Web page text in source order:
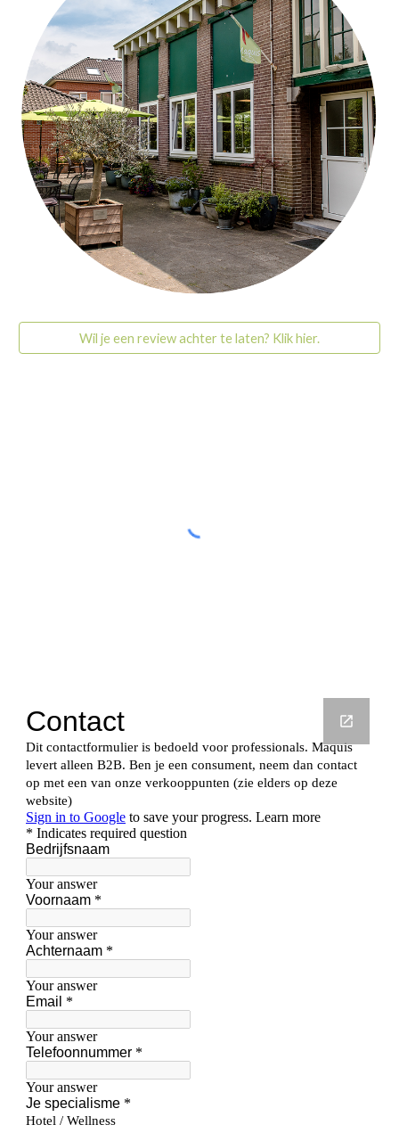
Wil je een review achter te laten? Klik hier.